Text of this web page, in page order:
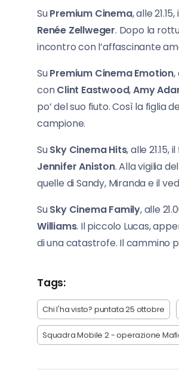
SuPremium Cinema, alle
Renée Zellweger. Dopo la
incontro con l’affascinante
SuPremium Cinema Emotion,
conClint Eastwood,Amy
po’ del suo fiuto. Così la figlia
campione.
SuSky Cinema Hits, alle 21.15,
Jennifer Aniston. Alla vigilia
quelle di Sandy, Miranda e il
SuSky Cinema Family, alle
Williams. Il piccolo Lucas,
di una catastrofe. Il cammino
Tags:
Chi l'ha visto? puntata 25 ottobre
Squadra Mobile 2 - operazione